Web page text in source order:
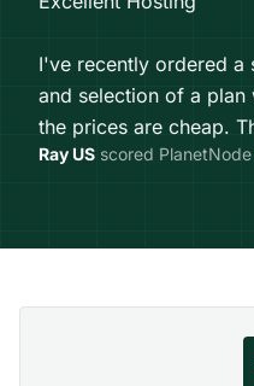
I've recently ordered a
and selection of a plan
the prices are cheap.
Ray US scored PlanetNode
Hardware